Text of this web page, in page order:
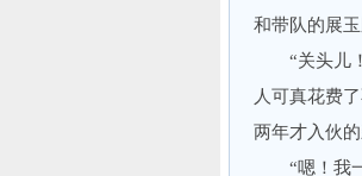
和带队的展玉
“关头儿！
人可真花费
两年才入伙
“嗯！我一